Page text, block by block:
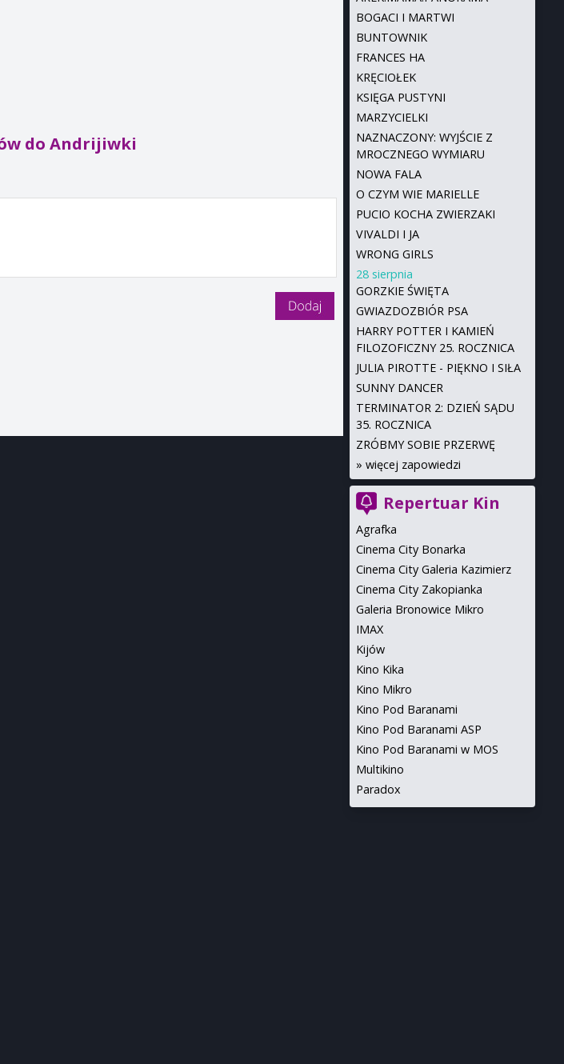
do Andrijiwki
BOGACI I MARTWI
BUNTOWNIK
FRANCES HA
KRĘCIOŁEK
KSIĘGA PUSTYNI
MARZYCIELKI
NAZNACZONY: WYJŚCIE Z
MROCZNEGO WYMIARU
NOWA FALA
O CZYM WIE MARIELLE
PUCIO KOCHA ZWIERZAKI
VIVALDI I JA
WRONG GIRLS
28 sierpnia
GORZKIE ŚWIĘTA
GWIAZDOZBIÓR PSA
HARRY POTTER I KAMIEŃ
FILOZOFICZNY 25. ROCZNICA
JULIA PIROTTE - PIĘKNO I SIŁA
SUNNY DANCER
TERMINATOR 2: DZIEŃ SĄDU
35. ROCZNICA
ZRÓBMY SOBIE PRZERWĘ
» więcej zapowiedzi
Repertuar Kin
Agrafka
Cinema City Bonarka
Cinema City Galeria Kazimierz
Cinema City Zakopianka
Galeria Bronowice Mikro
IMAX
Kijów
Kino Kika
Kino Mikro
Kino Pod Baranami
Kino Pod Baranami ASP
Kino Pod Baranami w MOS
Multikino
Paradox